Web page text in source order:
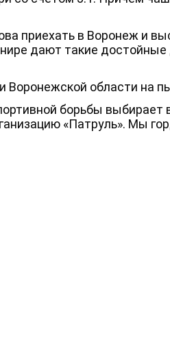
приехать в Воронеж и
дают такие
Воронежской области на
борьбы выбирает
«Патруль». Мы